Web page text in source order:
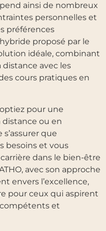
ainsi de nombreux
personnelles et
préférences
proposé par le
idéale, combinant
distance avec les
cours pratiques en
pour une
ou en
que
besoins et vous
dans le bien-être
avec son approche
envers l’excellence,
pour ceux qui aspirent
et